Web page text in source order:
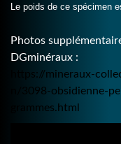
Le poids de ce spécimen
Photos
DGminéraux :
https://mineraux-
n/3098-obsidienne-
grammes.html